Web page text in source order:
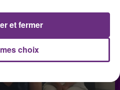
choix
et fermer